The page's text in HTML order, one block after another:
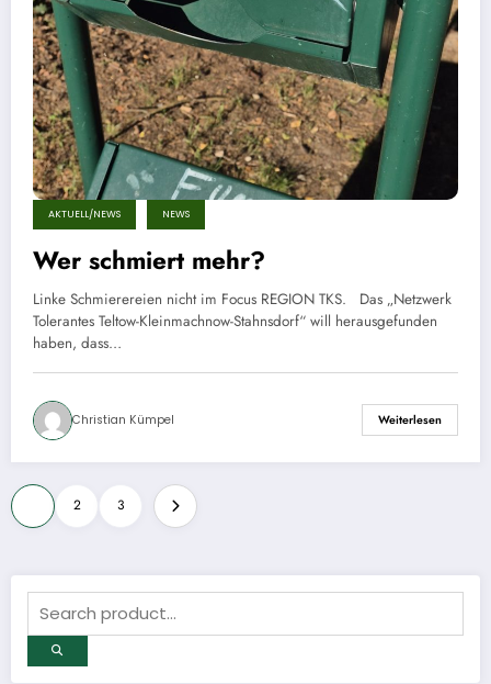
AKTUELL/NEWS NEWS
Wer schmiert mehr?
Linke Schmierereien nicht im Focus REGION TKS. Das „Netzwerk
Tolerantes Teltow-Kleinmachnow-Stahnsdorf“ will herausgefunden
haben, dass…
Christian Kümpel Weiterlesen
Seitennummerierung
der
Beiträge
2 3